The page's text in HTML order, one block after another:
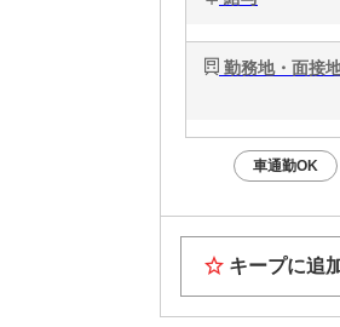
勤務地・面接
車通勤OK
キープに追